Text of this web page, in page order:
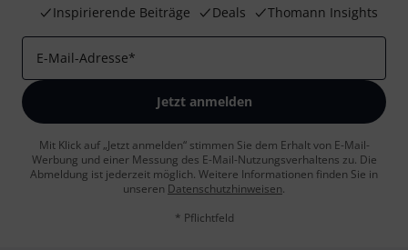
Inspirierende Beiträge
Deals Thomann Insights
E-Mail-Adresse*
Jetzt anmelden
Mit Klick auf „Jetzt anmelden“ stimmen Sie dem Erhalt von E-Mail-
Werbung und einer Messung des E-Mail-Nutzungsverhaltens zu. Die
Abmeldung ist jederzeit möglich. Weitere Informationen finden Sie in
unseren Datenschutzhinweisen.
* Pflichtfeld